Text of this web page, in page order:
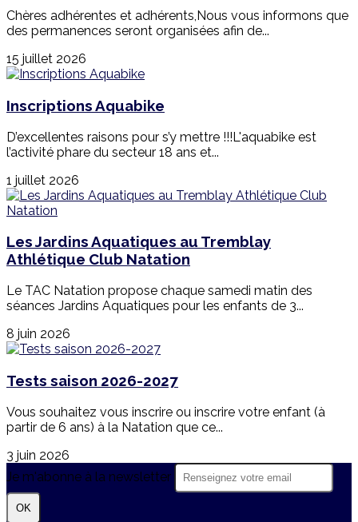
Chères adhérentes et adhérents,Nous vous informons que
des permanences seront organisées afin de...
15 juillet 2026
Inscriptions Aquabike
D’excellentes raisons pour s’y mettre !!!L'aquabike est
l’activité phare du secteur 18 ans et...
1 juillet 2026
Les Jardins Aquatiques au Tremblay
Athlétique Club Natation
Le TAC Natation propose chaque samedi matin des
séances Jardins Aquatiques pour les enfants de 3...
8 juin 2026
Tests saison 2026-2027
Vous souhaitez vous inscrire ou inscrire votre enfant (à
partir de 6 ans) à la Natation que ce...
3 juin 2026
Je m'abonne à la newsletter
OK